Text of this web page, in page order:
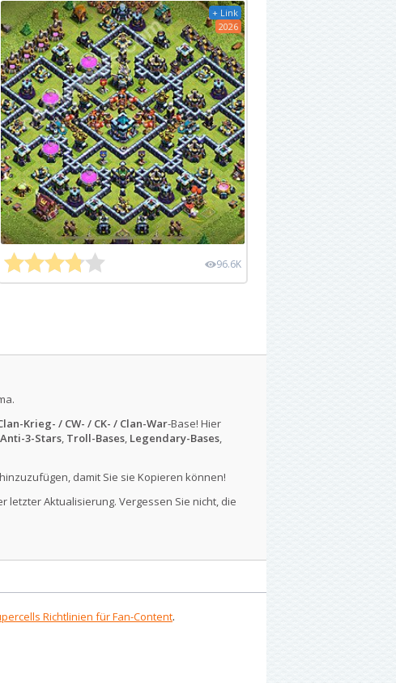
+ Link
2026
96.6K
Krieg- / CW- / CK- / Clan-War-Base! Hier
Anti-3-Stars, Troll-Bases, Legendary-Bases,
damit Sie sie Kopieren können!
letzter Aktualisierung. Vergessen Sie nicht, die
Richtlinien für Fan-Content.